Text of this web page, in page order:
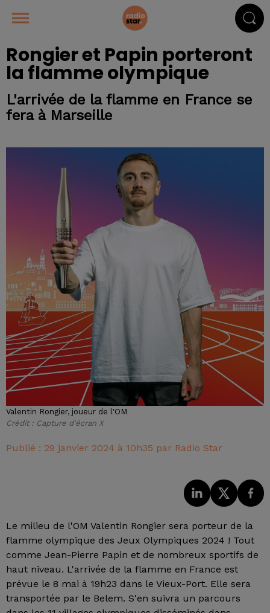
Rongier et Papin porteront
la flamme olympique
L'arrivée de la flamme en France se
fera à Marseille
Valentin Rongier, joueur de l'OM
Crédit : Capture d'écran X
Publié : 29 janvier 2024 à 10h35 par Radio Star
Le milieu de l'OM Valentin Rongier sera porteur de la
flamme olympique des Jeux Olympiques 2024 ! Tout
comme Jean-Pierre Papin et de nombreux sportifs de
haut niveau. L'arrivée de la flamme en France est
prévue le 8 mai à 19h23 dans le Vieux-Port. Elle sera
transportée par le Belem. S'en suivra un parcours